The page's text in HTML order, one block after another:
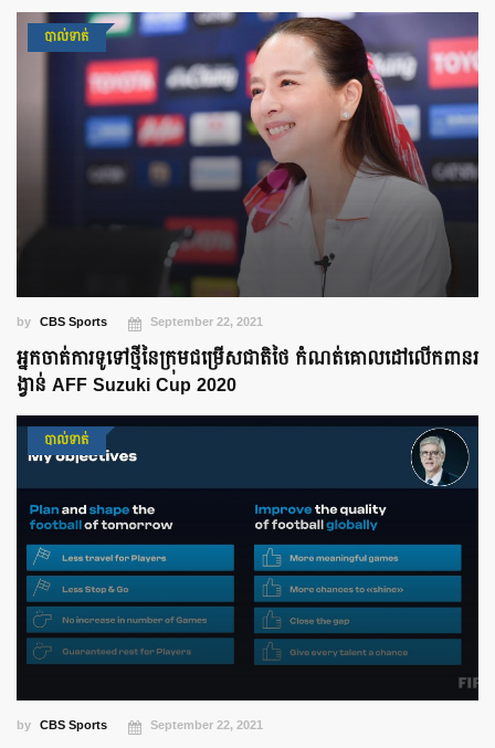
បាល់ទាត់
by CBS Sports September 22, 2021
អ្នកចាត់ការទូទៅថ្មីនៃក្រុមជម្រើសជាតិថៃ កំណត់គោលដៅលើកពានរ
ង្វាន់ AFF Suzuki Cup 2020
បាល់ទាត់
by CBS Sports September 22, 2021